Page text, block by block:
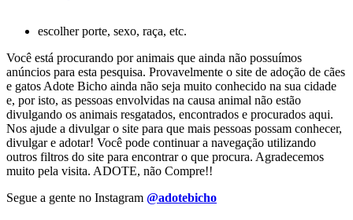
escolher porte, sexo, raça, etc.
Você está procurando por animais que ainda não possuímos
anúncios para esta pesquisa. Provavelmente o site de adoção de cães
e gatos Adote Bicho ainda não seja muito conhecido na sua cidade
e, por isto, as pessoas envolvidas na causa animal não estão
divulgando os animais resgatados, encontrados e procurados aqui.
Nos ajude a divulgar o site para que mais pessoas possam conhecer,
divulgar e adotar! Você pode continuar a navegação utilizando
outros filtros do site para encontrar o que procura. Agradecemos
muito pela visita. ADOTE, não Compre!!
Segue a gente no Instagram @adotebicho